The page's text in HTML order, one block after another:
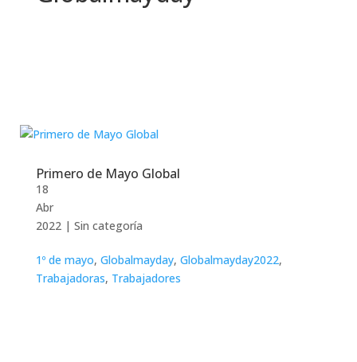
Primero de Mayo Global
18
Abr
2022| Sin categoría
1º de mayo, Globalmayday, Globalmayday2022,
Trabajadoras, Trabajadores